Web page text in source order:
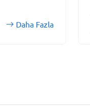
Daha Fazla